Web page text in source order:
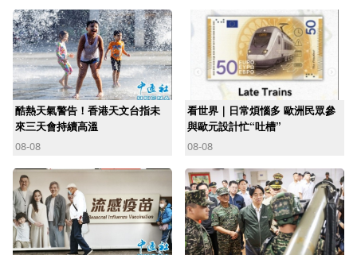
酷熱天氣警告！香港天文台指未
來三天會持續高溫
08-08
看世界｜日常煩惱多 歐洲民眾參
與歐元設計忙“吐槽”
08-08